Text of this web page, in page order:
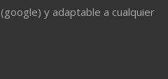
y adaptable a cualquier